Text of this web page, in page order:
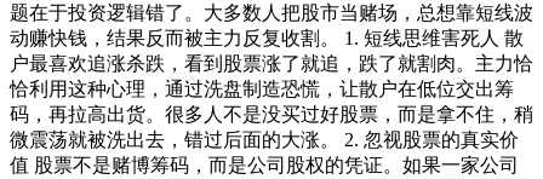
题在于投资逻辑错了。大多数人把股市当赌场，总想靠短线波
动赚快钱，结果反而被主力反复收割。 1. 短线思维害死人 散
户最喜欢追涨杀跌，看到股票涨了就追，跌了就割肉。主力恰
恰利用这种心理，通过洗盘制造恐慌，让散户在低位交出筹
码，再拉高出货。很多人不是没买过好股票，而是拿不住，稍
微震荡就被洗出去，错过后面的大涨。 2. 忽视股票的真实价
值 股票不是赌博筹码，而是公司股权的凭证。如果一家公司